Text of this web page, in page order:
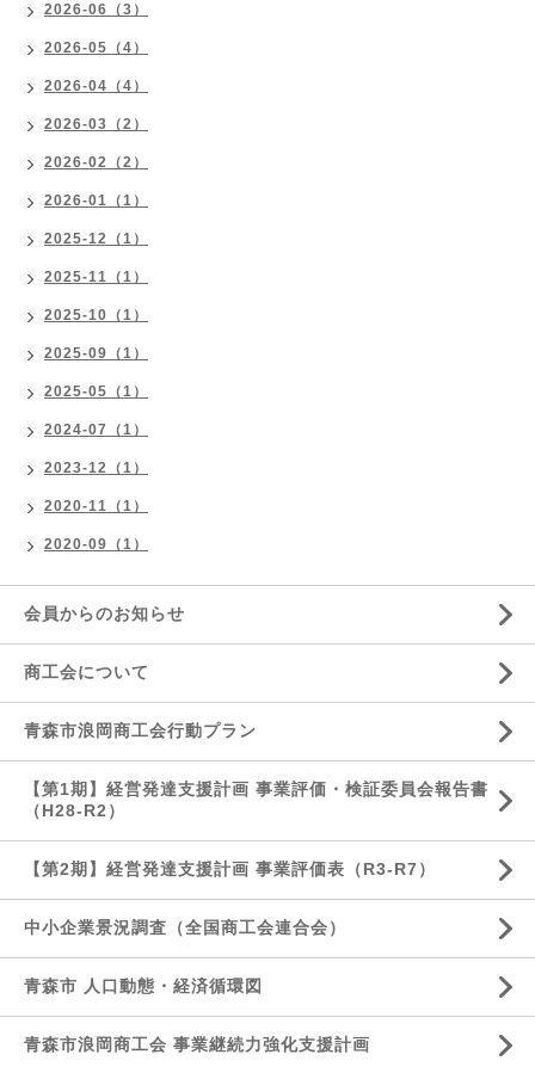
2026-06（3）
2026-05（4）
2026-04（4）
2026-03（2）
2026-02（2）
2026-01（1）
2025-12（1）
2025-11（1）
2025-10（1）
2025-09（1）
2025-05（1）
2024-07（1）
2023-12（1）
2020-11（1）
2020-09（1）
会員からのお知らせ
商工会について
青森市浪岡商工会行動プラン
【第1期】経営発達支援計画 事業評価・検証委員会報告書
（H28-R2）
【第2期】経営発達支援計画 事業評価表（R3-R7）
中小企業景況調査（全国商工会連合会）
青森市 人口動態・経済循環図
青森市浪岡商工会 事業継続力強化支援計画